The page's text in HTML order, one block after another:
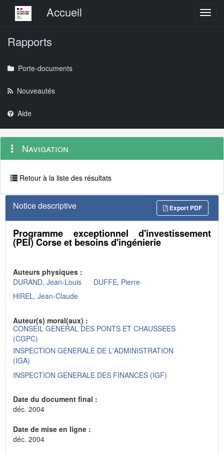
Menu principalAccueil
Rapports
Porte-documents
Nouveautés
Aide
Navigation
outils
Menu
contextuel
Navigation
Retour à la liste des résultats
Notice descriptive Export PDF
Programme exceptionnel d'investissement
(PEI) Corse et besoins d'ingénierie
Auteurs physiques :
DURAND, Jean-Louis
DUFFE, Pierre
HIREL, Jean-Claude
Auteur(s) moral(aux) :
CONSEIL GENERAL DES PONTS ET CHAUSSEES
(CGPC)
INSPECTION GENERALE DE L'ADMINISTRATION
(IGA)
INSPECTION GENERALE DES FINANCES (IGF)
Date du document final :
déc. 2004
Date de mise en ligne :
déc. 2004